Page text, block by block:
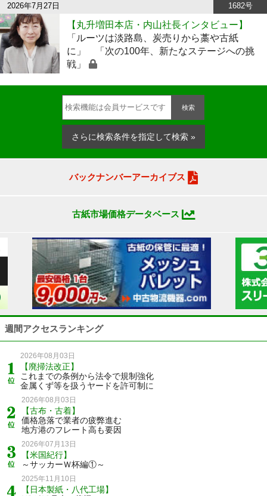
2026年7月27日 1682号
【丸升増田本店・内山社長インタビュー】
「ルーツは淡路島、炭売りから藁や古紙
に」 「次の100年、新たなステージへの挑
戦」
検索
さらに検索条件を指定して検索 »
バックナンバーアーカイブス
古紙市場価格データベース
週間アクセスランキング
2026年08月03日
【廃掃法改正】
これまでの条例から法令で規制強化
金属くず等を扱うヤードを許可制に
2026年08月03日
【古布・古着】
価格急落で業者の疲弊進む
地方港のフレート高も要因
2026年07月13日
【米国紀行】
～サッカーＷ杯編①～
2025年11月10日
【日本製紙・八代工場】